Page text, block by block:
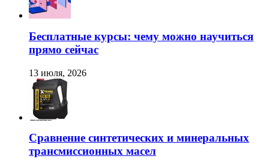
Бесплатные курсы: чему можно научиться
прямо сейчас
13 июля, 2026
Сравнение синтетических и минеральных
трансмиссионных масел